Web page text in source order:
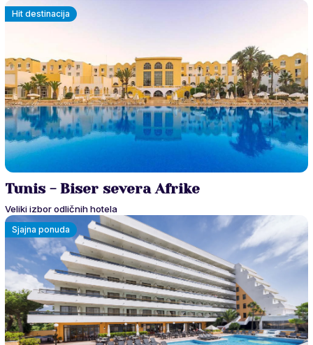
Hit destinacija
Tunis - Biser severa Afrike
Veliki izbor odličnih hotela
Sjajna ponuda